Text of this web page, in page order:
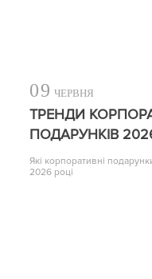
09 ЧЕРВНЯ
ТРЕНДИ
ПОДАРУНКІВ
Які корпоративні
2026 році